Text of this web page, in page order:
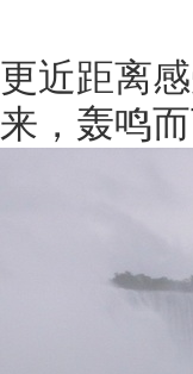
更近距离
来，轰鸣